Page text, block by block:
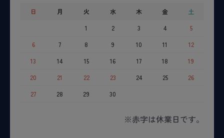
日 月 火 水 木 金
土
1
2 3 4
5
6
7 8 9 10 11
12
13
14 15 16 17 18
19
20
21 22 23 24 25
26
27
28 29 30
※赤字は休業日です。